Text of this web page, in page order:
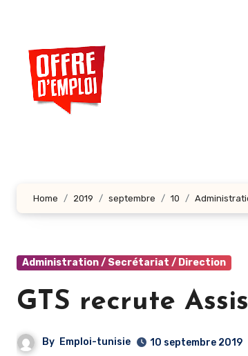
contenu
principal
Home 2019 septembre 10
Administration / Secrétariat / Direction
GTS recrute
By Emploi-tunisie 10 septembre 2019